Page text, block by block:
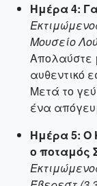
Ημέρα 4:
Μουσείο
Απολαύστε
αυθεντικό
Μετά το
ένα
Ημέρα 5: Ο
ο ποταμός